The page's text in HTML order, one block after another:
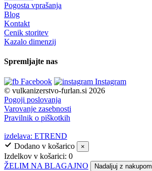
Pogosta vprašanja
Blog
Kontakt
Cenik storitev
Kazalo dimenzij
Spremljajte nas
Facebook
Instagram
© vulkanizerstvo-furlan.si 2026
Pogoji poslovanja
Varovanje zasebnosti
Pravilnik o piškotkih
izdelava: ETREND
Dodano v košarico
×
Izdelkov v košarici: 0
ŽELIM NA BLAGAJNO
Nadaljuj z nakupom